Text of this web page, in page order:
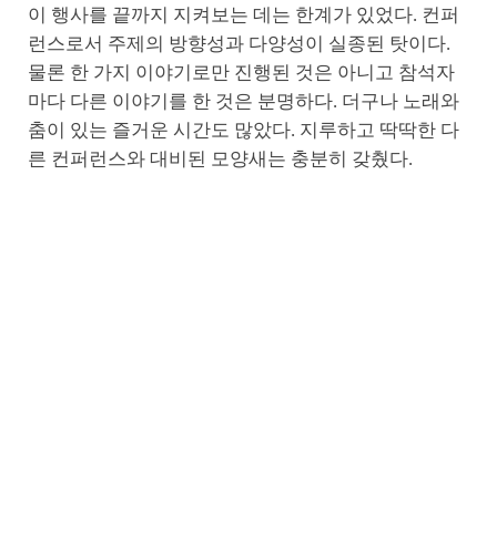
이 행사를 끝까지 지켜보는 데는 한계가 있었다. 컨퍼
런스로서 주제의 방향성과 다양성이 실종된 탓이다.
물론 한 가지 이야기로만 진행된 것은 아니고 참석자
마다 다른 이야기를 한 것은 분명하다. 더구나 노래와
춤이 있는 즐거운 시간도 많았다. 지루하고 딱딱한 다
른 컨퍼런스와 대비된 모양새는 충분히 갖췄다.